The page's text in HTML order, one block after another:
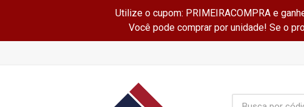
Utilize o cupom: PRIMEIRACOMPRA e
Você pode comprar por unidade! Se o